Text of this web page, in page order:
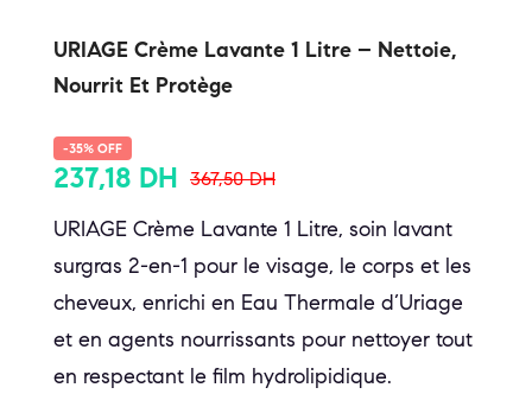
URIAGE Crème Lavante 1 Litre – Nettoie,
Nourrit Et Protège
-35% OFF
367,50DH
237,18 DH
URIAGE Crème Lavante 1 Litre, soin lavant
surgras 2-en-1 pour le visage, le corps et les
cheveux, enrichi en Eau Thermale d’Uriage
et en agents nourrissants pour nettoyer tout
en respectant le film hydrolipidique.